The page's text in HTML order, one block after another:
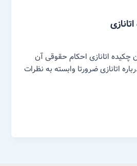
چکیده اتانازی احکام حقوقی آن
اتانازی ضرورتا وابسته به نظرات